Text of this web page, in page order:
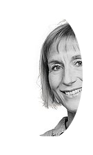
herunterladen